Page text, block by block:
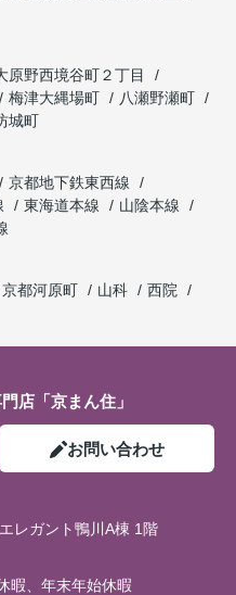
原野西境谷町２丁目
梅津大縄場町
八瀬野瀬町
城町
京都地下鉄東西線
東海道本線
山陰本線
京都河原町 山科
西院
店「京まん住」
お問い合わせ
レガント鴨川A棟 1階
暇、年末年始休暇